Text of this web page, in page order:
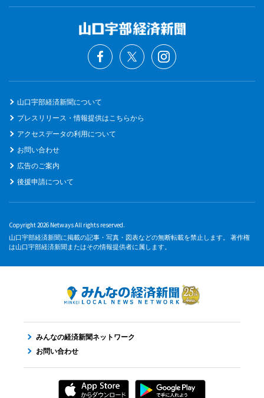
山口宇部経済新聞について
プレスリリース・情報提供はこちらから
アクセスデータの利用について
お問い合わせ
広告のご案内
後援申請について
Copyright 2026 Netways All rights reserved.
山口宇部経済新聞に掲載の記事・写真・図表などの無断転載を禁止します。 著作権
は山口宇部経済新聞またはその情報提供者に属します。
みんなの経済新聞ネットワーク
お問い合わせ